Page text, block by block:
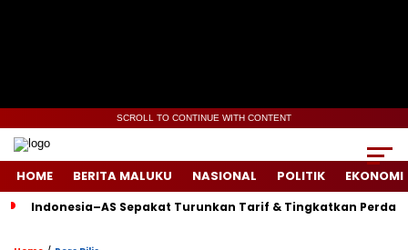
SCROLL TO CONTINUE WITH CONTENT
HOME BERITA MALUKU NASIONAL POLITIK EKONOMI
Indonesia–AS Sepakat Turunkan Tarif & Tingkatkan